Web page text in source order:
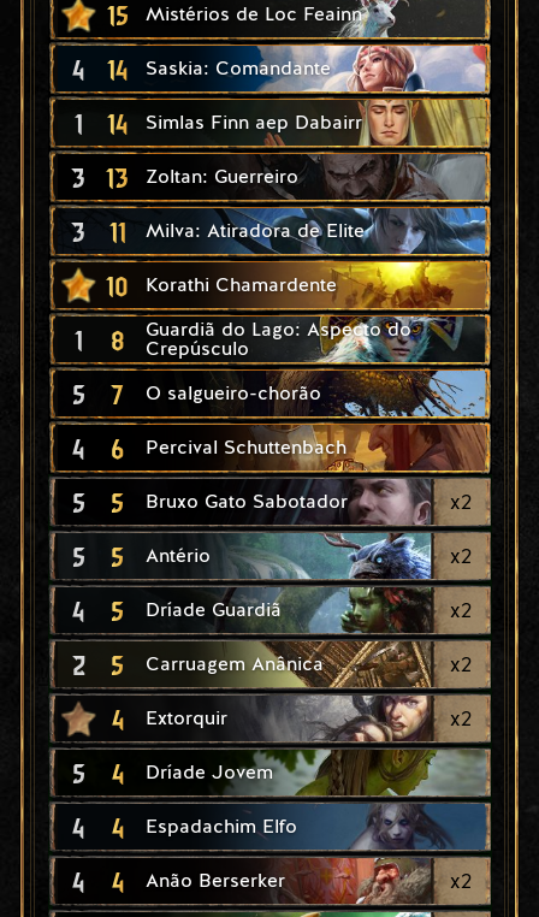
15 Mistérios de Loc Feainn
4 14 Saskia: Comandante
1 14 Simlas Finn aep Dabairr
3 13 Zoltan: Guerreiro
3 11 Milva: Atiradora de Elite
10 Korathi Chamardente
1 8
Guardiã do Lago: Aspecto do
Crepúsculo
5 7 O salgueiro-chorão
4 6 Percival Schuttenbach
5 5 Bruxo Gato Sabotador x2
5 5 Antério x2
4 5 Dríade Guardiã x2
2 5 Carruagem Anânica x2
4 Extorquir x2
5 4 Dríade Jovem
4 4 Espadachim Elfo
4 4 Anão Berserker x2